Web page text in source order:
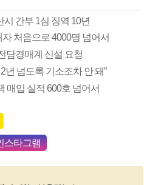
시 간부 1심 징역 10년
처음으로 4000명 넘어서
담경매계 신설 요청
년 넘도록 기소조차 안 돼”
매입 실적 600호 넘어서
스타그램